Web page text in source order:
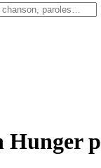
Hunger